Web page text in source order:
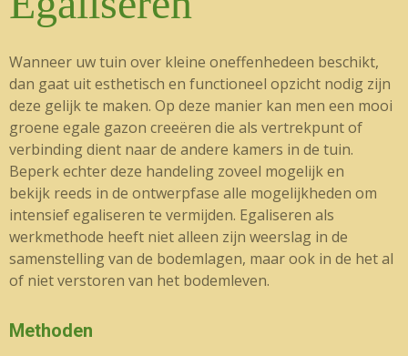
Wanneer uw tuin over kleine oneffenhedeen beschikt,
dan gaat uit esthetisch en functioneel opzicht nodig zijn
deze gelijk te maken. Op deze manier kan men een mooi
groene egale gazon creeëren die als vertrekpunt of
verbinding dient naar de andere kamers in de tuin.
Beperk echter deze handeling zoveel mogelijk en
bekijk reeds in de ontwerpfase alle mogelijkheden om
intensief egaliseren te vermijden. Egaliseren als
werkmethode heeft niet alleen zijn weerslag in de
samenstelling van de bodemlagen, maar ook in de het al
of niet verstoren van het bodemleven.
Methoden